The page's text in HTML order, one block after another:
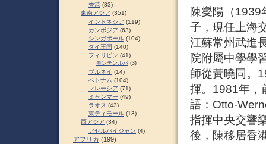
陳燮陽（1939
子，現任上海
江蘇常州武進
院附屬中學學
師從黃曉同。
揮。1981年，
語：Otto-
指揮中央交響
後，陳移居香
香港 (83)
東南アジア (351)
インドネシア (119)
カンボジア (63)
シンガポール (104)
タイ王国 (140)
フィリピン (41)
モンテンルパ (3)
ブルネイ (14)
ベトナム (104)
マレーシア (71)
ミャンマー (49)
ラオス (43)
東ティモール (13)
西アジア (34)
アゼルバイジャン (4)
アフリカ (199)